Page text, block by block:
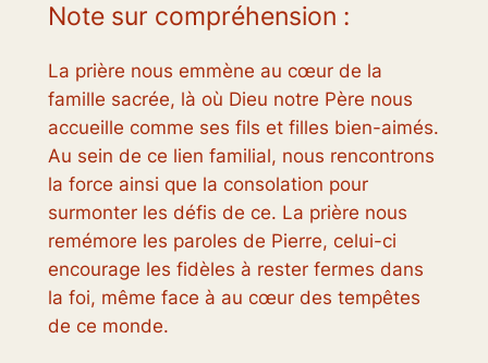
Note sur compréhension :
La prière nous emmène au cœur de la
famille sacrée, là où Dieu notre Père nous
accueille comme ses fils et filles bien-aimés.
Au sein de ce lien familial, nous rencontrons
la force ainsi que la consolation pour
surmonter les défis de ce. La prière nous
remémore les paroles de Pierre, celui-ci
encourage les fidèles à rester fermes dans
la foi, même face à au cœur des tempêtes
de ce monde.